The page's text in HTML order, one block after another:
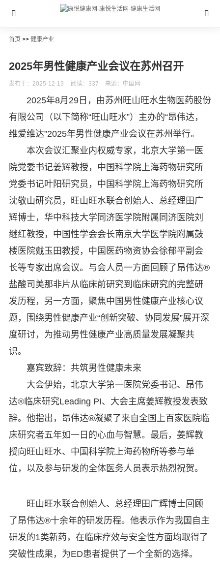
首页 >> 健康产业
2025年男性健康产业会议在苏州召开
发布于：2025-12-13 阅读：337 来源：中国网
2025年8月29日，由苏州旺山旺水生物医药股份
有限公司（以下简称“旺山旺水”）主办的“昂伟达，
维爱维达”2025年男性健康产业会议在苏州举行。
本次会议汇聚业内权威专家，北京大学第一医
院党委书记姜辉教授，中国科学院上海药物研究所
党委书记叶阳研究员，中国科学院上海药物研究所
沈敬山研究员，旺山旺水联合创始人、总经理田广
辉博士，华中科技大学同济医学院附属同济医院刘
继红教授，中国性学会会长南京大学医学院附属鼓
楼医院戴玉田教授，中国医药物资协会徐郁平副会
长等专家出席会议。与会人员一方面回顾了昂伟达®
盐酸司美那非片从临床前研究到临床研究的完整研
发历程，另一方面，聚焦中国男性健康产业核心议
题，围绕男性健康产业“创新突破、协同发展”展开深
度研讨，为推动男性健康产业高质量发展凝聚共
识。
嘉宾致辞：共筑男性健康未来
大会伊始， 北京大学第一医院党委书记、 昂伟
达®临床研究Leading PI、大会主席姜辉教授发表致
辞。他指出，昂伟达®凝聚了来自全国上百家医院临
床研究者五年如一日的心血与智慧。最后，姜辉教
授向旺山旺水、中国科学院上海药物所等参与单
位，以及参与研发的全体医务人员表示热烈祝贺。
旺山旺水联合创始人、总经理田广辉博士回顾
了昂伟达®十余年的研发历程。他表示作为我国自主
研发的1类新药，在临床疗效与安全性方面均取得了
突破性成果，为ED患者提供了一个全新的选择。